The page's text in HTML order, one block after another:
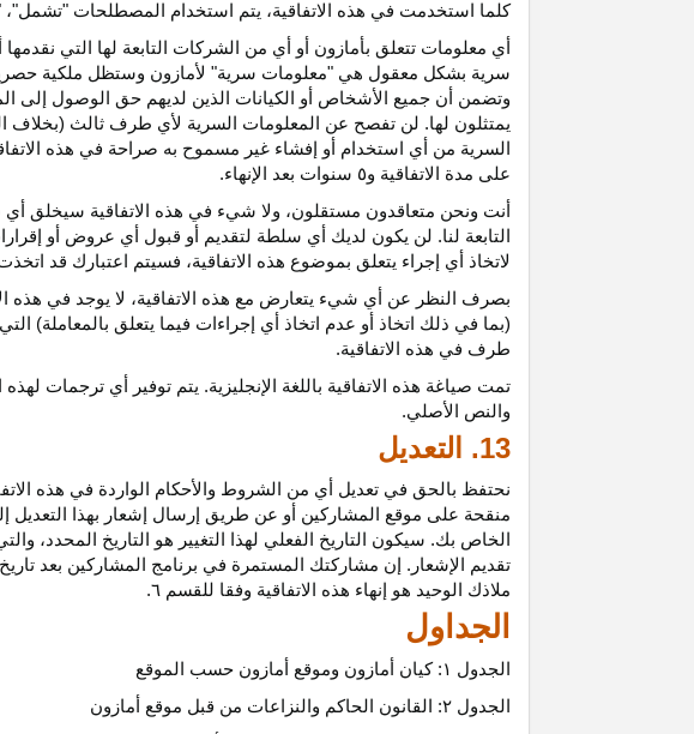
كلما استخدمت في هذه الاتفاقية، يتم استخدام المصطلحات
أي معلومات تتعلق بأمازون أو أي من الشركات التابعة لها التي
سرية بشكل معقول هي "معلومات سرية" لأمازون وستظل ملكية حصرية
وتضمن أن جميع الأشخاص أو الكيانات الذين لديهم حق الوصول إلى
يمتثلون لها. لن تفصح عن المعلومات السرية لأي طرف ثالث (بخلاف
السرية من أي استخدام أو إفشاء غير مسموح به صراحة في هذه
على مدة الاتفاقية و٥ سنوات بعد الإنهاء.
أنت ونحن متعاقدون مستقلون، ولا شيء في هذه الاتفاقية سيخلق أي
التابعة لنا. لن يكون لديك أي سلطة لتقديم أو قبول أي عروض أو
لاتخاذ أي إجراء يتعلق بموضوع هذه
الاتفاقية، فسيتم اعتبارك قد
بصرف النظر عن أي شيء يتعارض مع هذه
الاتفاقية، لا يوجد في هذه
(بما في ذلك اتخاذ أو عدم اتخاذ أي إجراءات فيما يتعلق بالمعاملة)
طرف في هذه الاتفاقية.
تمت صياغة هذه الاتفاقية باللغة الإنجليزية. يتم توفير أي ترجمات لهذه
والنص
الأصلي.
13. التعديل
نحتفظ بالحق في تعديل أي من الشروط والأحكام الواردة في هذه
منقحة على موقع المشاركين أو عن طريق إرسال إشعار بهذا التعديل
الخاص بك. سيكون التاريخ الفعلي لهذا التغيير هو التاريخ
المحدد،
تقديم الإشعار. إن مشاركتك المستمرة في برنامج المشاركين بعد
ملاذك الوحيد هو إنهاء هذه الاتفاقية وفقا للقسم ٦.
الجداول
الجدول ۱:
كيان أمازون وموقع أمازون حسب الموقع
الجدول ۲: القانون الحاكم والنزاعات من قبل موقع أمازون